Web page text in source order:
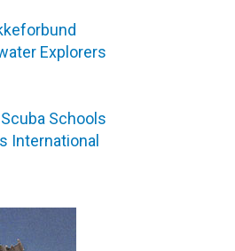
Explorers
Schools
International